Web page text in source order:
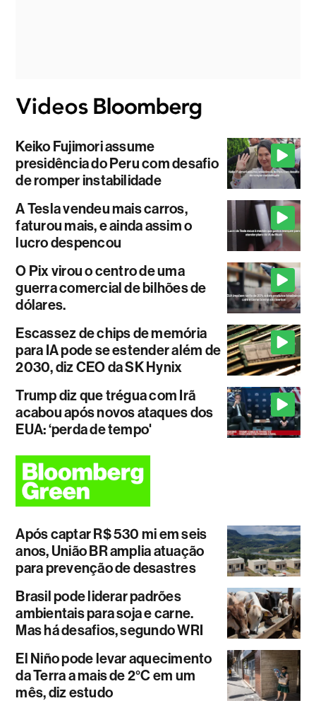
Keiko Fujimori assume
presidência do Peru com desafio
de romper instabilidade
A Tesla vendeu mais carros,
faturou mais, e ainda assim o
lucro despencou
O Pix virou o centro de uma
guerra comercial de bilhões de
dólares.
Escassez de chips de memória
para IA pode se estender além de
2030, diz CEO da SK Hynix
Trump diz que trégua com Irã
acabou após novos ataques dos
EUA: ‘perda de tempo'
Após captar R$ 530 mi em seis
anos, União BR amplia atuação
para prevenção de desastres
Brasil pode liderar padrões
ambientais para soja e carne.
Mas há desafios, segundo WRI
El Niño pode levar aquecimento
da Terra a mais de 2°C em um
mês, diz estudo